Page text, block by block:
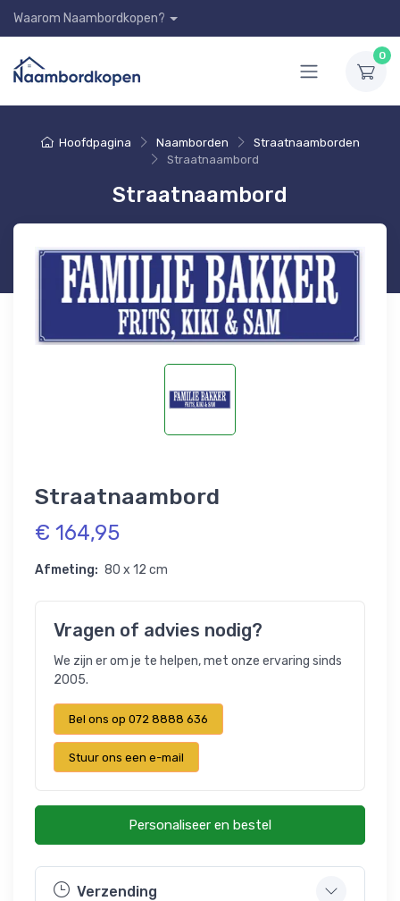
Waarom Naambordkopen?
0
Hoofdpagina Naamborden
Straatnaamborden
Straatnaambord
Straatnaambord
Straatnaambord
€ 164,95
Afmeting: 80 x 12 cm
Vragen of advies nodig?
We zijn er om je te helpen, met onze ervaring sinds
2005.
Bel ons op 072 8888 636
Stuur ons een e-mail
Personaliseer en bestel
Verzending